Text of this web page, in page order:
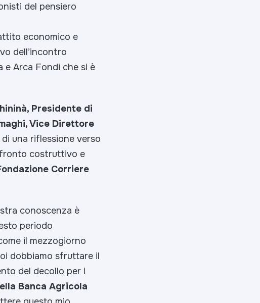
del pensiero
economico e
dell’incontro
e Arca Fondi che si è
Presidente di
Vice Direttore
una riflessione verso
costruttivo e
Corriere
conoscenza è
periodo
il mezzogiorno
dobbiamo sfruttare il
del decollo per i
Banca Agricola